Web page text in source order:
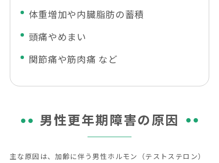
体重増加や内臓脂肪の蓄積
頭痛やめまい
関節痛や筋肉痛 など
男性更年期障害の原因
主な原因は、加齢に伴う男性ホルモン（テストステロン）